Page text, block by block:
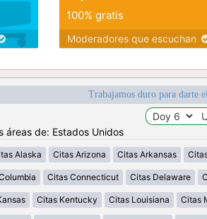
100% gratis
Moderadores que escuchan
Trabajamos duro para darte
áreas de: Estados Unidos
Alaska Citas Arizona Citas Arkansas
Citas Connecticut Citas Delaware
Citas Kentucky Citas Louisiana Citas